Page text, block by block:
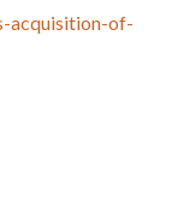
acquisition-of-